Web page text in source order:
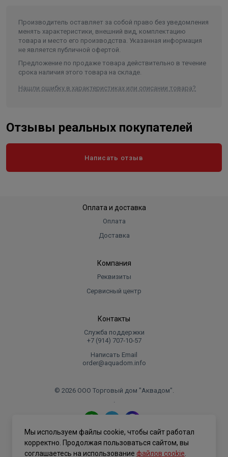
Внутренний диаметр обсадной
трубы скважины не менее/не
более (мм)
150/200
Частота, (Гц) 50
степень защиты (в формате IPXX)
Длина в упаковке, см.
Производитель оставляет за собой право без уведомления
менять характеристики, внешний вид, комплектацию
товара и место его производства. Указанная информация
не является публичной офертой.
Предложение по продаже товара действительно в течение
срока наличия этого товара на складе.
Нашли ошибку в характеристиках или описании товара?
Отзывы реальных покупателей
Написать отзыв
Оплата и доставка
Оплата
Доставка
Компания
Реквизиты
Сервисный центр
Контакты
Служба поддержки
+7 (914) 707‑10‑57
Написать Email
order@aquadom.info
© 2026 ООО Торговый дом "Аквадом".
.
Политика конфиденциальности
Мы используем файлы cookie, чтобы сайт работал
корректно. Продолжая пользоваться сайтом, вы
соглашаетесь на использование файлов cookie